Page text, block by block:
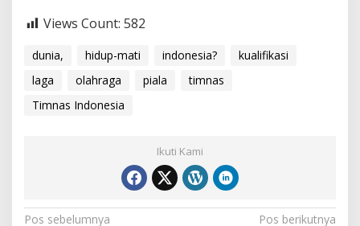
Views Count: 582
dunia, hidup-mati indonesia?
kualifikasi
laga
olahraga piala
timnas
Timnas Indonesia
Ikuti Kami
Pos sebelumnya
Pos berikutnya